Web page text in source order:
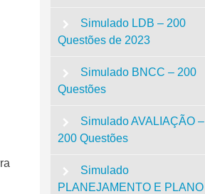
Simulado LDB – 200
Questões de 2023
Simulado BNCC – 200
Questões
Simulado AVALIAÇÃO –
200 Questões
Simulado
PLANEJAMENTO E PLANO